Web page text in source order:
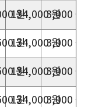
원
134,000 원3,000 원
원
134,000 원3,000 원
원
134,000 원3,000 원
원
134,000 원3,000 원